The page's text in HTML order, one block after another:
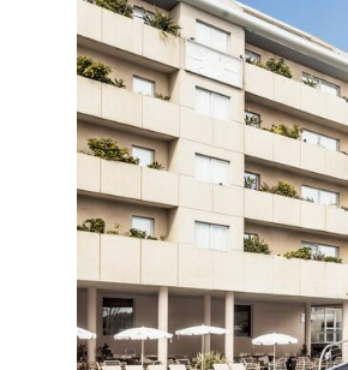
Kosmetinis veidrodis
Dušas
Rankšluosčių keitimas:
Plaukų džiovintuvas: yra
Viešbučio teritorijoje:
Uždaras baseinas
Konferencijų salės: 4
Garažas: už papildomą
2 barai (baras viešbučio
Gydytojo iškvietimas: už
Drabužių valymo
Belaidis internetas: